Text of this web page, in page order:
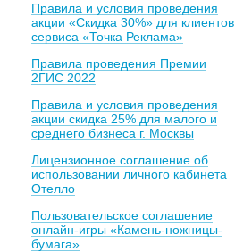
Правила и условия проведения
акции «Скидка 30%» для клиентов
сервиса «Точка Реклама»
Правила проведения Премии
2ГИС 2022
Правила и условия проведения
акции скидка 25% для малого и
среднего бизнеса г. Москвы
Лицензионное соглашение об
использовании личного кабинета
Отелло
Пользовательское соглашение
онлайн-игры «Камень-ножницы-
бумага»